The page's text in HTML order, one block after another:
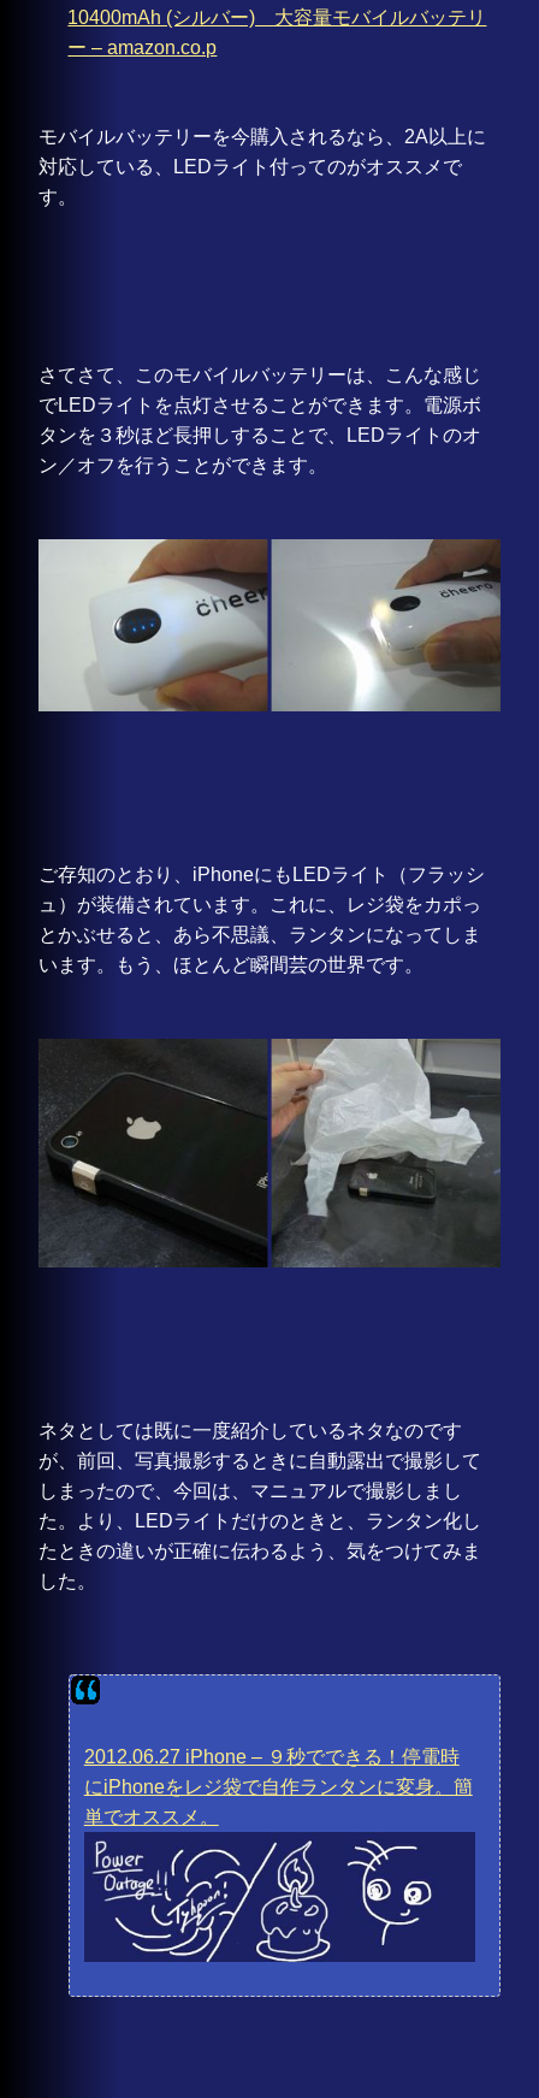
10400mAh (シルバー) 大容量モバイルバッテリ
ー – amazon.co.p
モバイルバッテリーを今購入されるなら、2A以上に
対応している、LEDライト付ってのがオススメで
す。
さてさて、このモバイルバッテリーは、こんな感じ
でLEDライトを点灯させることができます。電源ボ
タンを３秒ほど長押しすることで、LEDライトのオ
ン／オフを行うことができます。
ご存知のとおり、iPhoneにもLEDライト（フラッシ
ュ）が装備されています。これに、レジ袋をカポっ
とかぶせると、あら不思議、ランタンになってしま
います。もう、ほとんど瞬間芸の世界です。
ネタとしては既に一度紹介しているネタなのです
が、前回、写真撮影するときに自動露出で撮影して
しまったので、今回は、マニュアルで撮影しまし
た。より、LEDライトだけのときと、ランタン化し
たときの違いが正確に伝わるよう、気をつけてみま
した。
2012.06.27 iPhone – ９秒でできる！停電時
にiPhoneをレジ袋で自作ランタンに変身。簡
単でオススメ。